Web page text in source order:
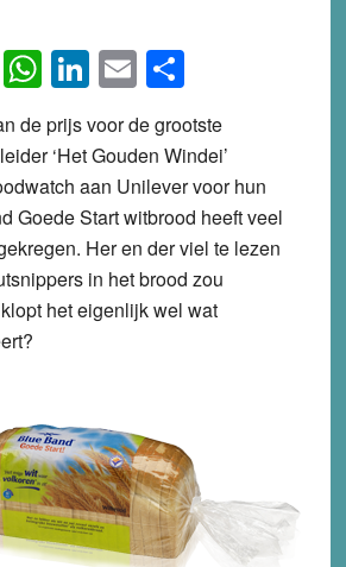
WhatsApp
LinkedIn
EmailShare
de prijs voor de grootste
‘Het Gouden Windei’
aan Unilever voor hun
Goede Start witbrood heeft veel
Her en der viel te lezen
in het brood zou
het eigenlijk wel wat